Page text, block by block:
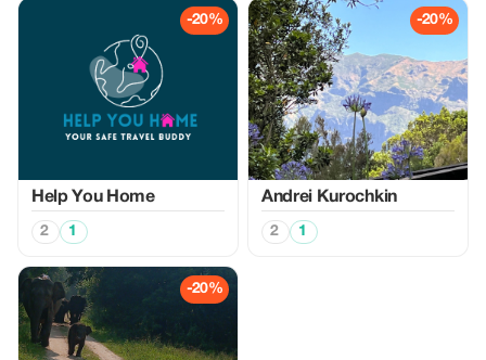
-20%
Help You Home
2 1
-20%
Аndrei Kurochkin
2 1
-20%